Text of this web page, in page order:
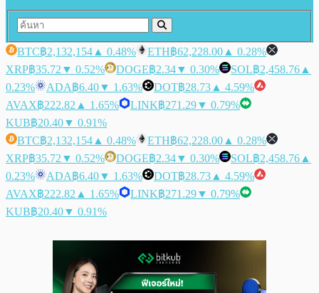
BTC฿2,132,154 ▲ 0.48% ETH฿62,228.00 ▲ 0.28%
XRP฿35.72 ▼ 0.52% DOGE฿2.34▼ 0.30% SOL฿2,458.76 ▲
0.23%
ADA฿6.40▼ 1.63% DOT฿28.73 ▲ 4.59%
AVAX฿222.82 ▲ 1.65% LINK฿271.29▼ 0.79%
KUB฿20.40▼ 0.91%
BTC฿2,132,154 ▲ 0.48% ETH฿62,228.00 ▲ 0.28%
XRP฿35.72 ▼ 0.52% DOGE฿2.34▼ 0.30% SOL฿2,458.76 ▲
0.23%
ADA฿6.40▼ 1.63% DOT฿28.73 ▲ 4.59%
AVAX฿222.82 ▲ 1.65% LINK฿271.29▼ 0.79%
KUB฿20.40▼ 0.91%